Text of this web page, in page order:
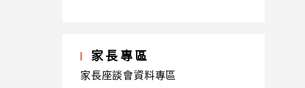
家長專區
家長座談會資料專區